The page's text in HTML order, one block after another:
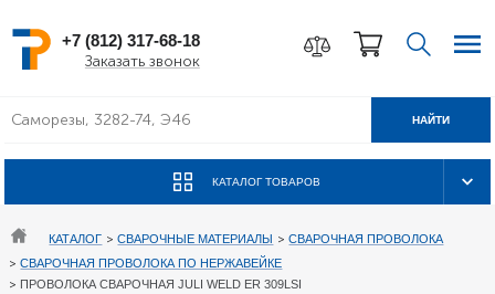
+7 (812) 317-68-18
Заказать звонок
КАТАЛОГ ТОВАРОВ
НАЙТИ
КАТАЛОГ >СВАРОЧНЫЕ МАТЕРИАЛЫ >СВАРОЧНАЯ ПРОВОЛОКА
>СВАРОЧНАЯ ПРОВОЛОКА ПО НЕРЖАВЕЙКЕ
> ПРОВОЛОКА СВАРОЧНАЯ JULI WELD ER 309LSI